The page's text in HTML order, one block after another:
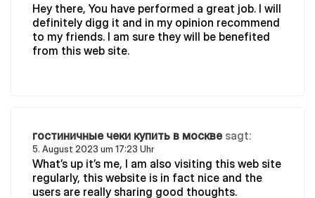
Hey there, You have performed a great job. I will
definitely digg it and in my opinion recommend
to my friends. I am sure they will be benefited
from this web site.
гостиничные чеки купить в москве sagt:
5. August 2023 um 17:23 Uhr
What’s up it’s me, I am also visiting this web site
regularly, this website is in fact nice and the
users are really sharing good thoughts.